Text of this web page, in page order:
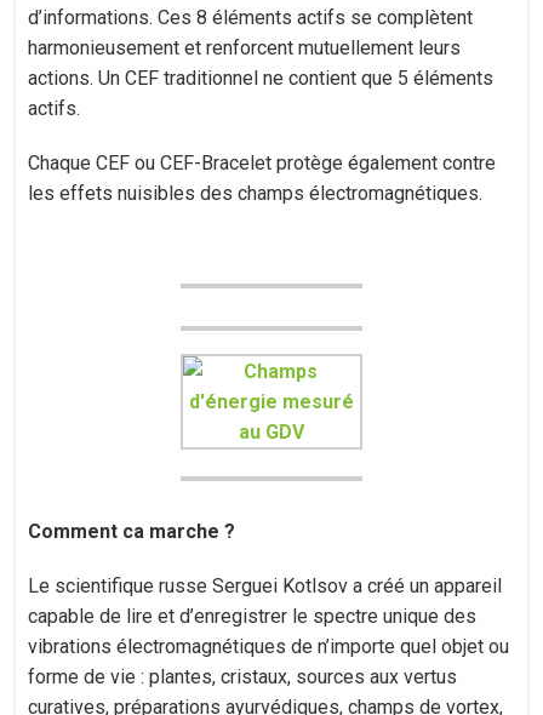
d’informations. Ces 8 éléments actifs se complètent
harmonieusement et renforcent mutuellement leurs
actions. Un CEF traditionnel ne contient que 5 éléments
actifs.
Chaque CEF ou CEF-Bracelet protège également contre
les effets nuisibles des champs électromagnétiques.
Comment ca marche ?
Le scientifique russe Serguei Kotlsov a créé un appareil
capable de lire et d’enregistrer le spectre unique des
vibrations électromagnétiques de n’importe quel objet ou
forme de vie : plantes, cristaux, sources aux vertus
curatives, préparations ayurvédiques, champs de vortex,